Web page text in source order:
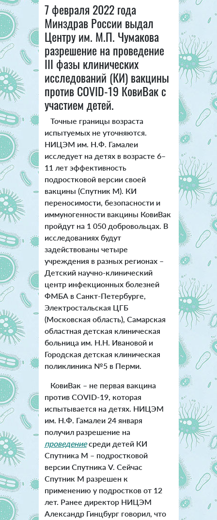
7 февраля 2022 года
Минздрав России выдал
Центру им. М.П. Чумакова
разрешение на проведение
III фазы клинических
исследований (КИ) вакцины
против COVID-19 КовиВак с
участием детей.
Точные границы возраста
испытуемых не уточняются.
НИЦЭМ им. Н.Ф. Гамалеи
исследует на детях в возрасте 6–
11 лет эффективность
подростковой версии своей
вакцины (Спутник М). КИ
переносимости, безопасности и
иммуногенности вакцины КовиВак
пройдут на 1 050 добровольцах. В
исследованиях будут
задействованы четыре
учреждения в разных регионах –
Детский научно-клинический
центр инфекционных болезней
ФМБА в Санкт-Петербурге,
Электростальская ЦГБ
(Московская область), Самарская
областная детская клиническая
больница им. Н.Н. Ивановой и
Городская детская клиническая
поликлиника №5 в Перми.
КовиВак – не первая вакцина
против COVID-19, которая
испытывается на детях. НИЦЭМ
им. Н.Ф. Гамалеи 24 января
получил разрешение на
проведениесреди детей КИ
Спутника М – подростковой
версии Спутника V. Сейчас
Спутник М разрешен к
применению у подростков от 12
лет. Ранее директор НИЦЭМ
Александр Гинцбург говорил, что